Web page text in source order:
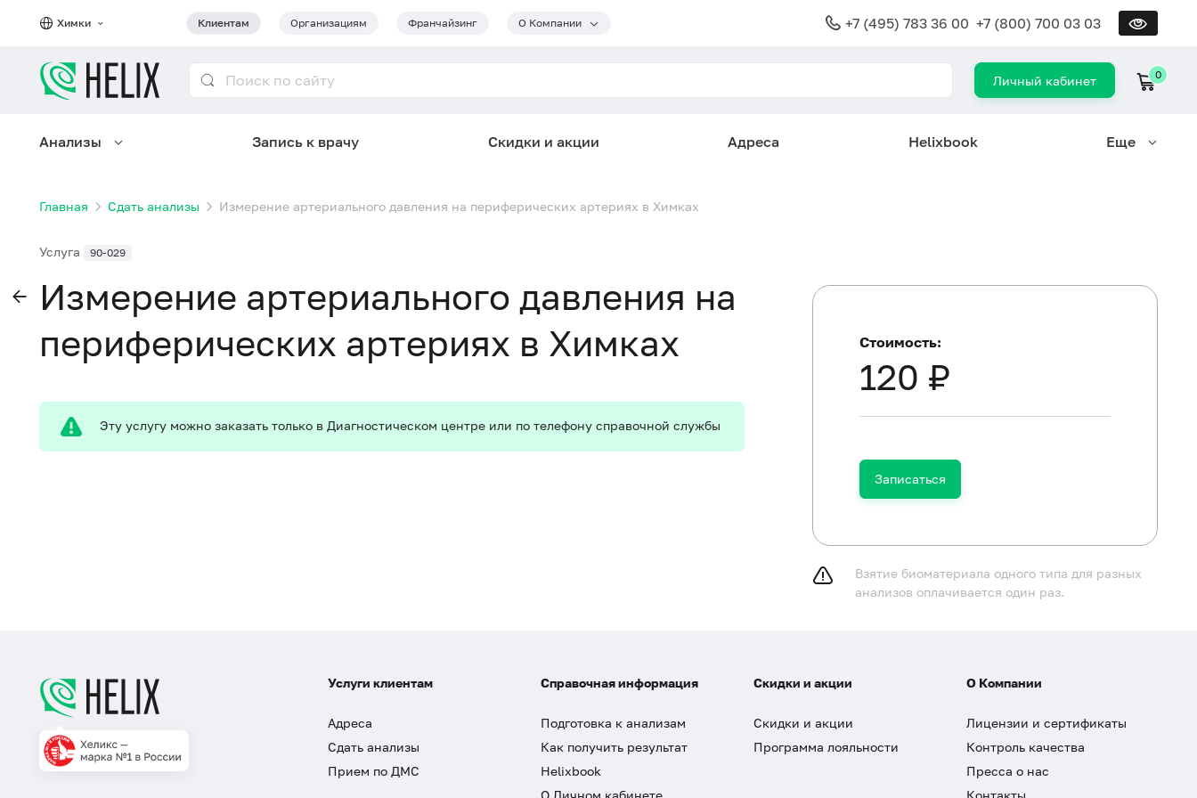
Химки Клиентам Организациям Франчайзинг О Компании +7 (495) 783 36 00 +7 (800) 700 03 03
Личный кабинет 0
Анализы Запись к врачу Скидки и акции Адреса Helixbook Еще
Главная Сдать анализы Измерение артериального давления на периферических артериях в Химках
Услуга 90-029
Измерение артериального давления на
периферических артериях в Химках
Эту услугу можно заказать только в Диагностическом центре или по телефону справочной службы
Стоимость:
120 ₽
Записаться
Взятие биоматериала одного типа для разных
анализов оплачивается один раз.
Услуги клиентам
Адреса
Сдать анализы
Прием по ДМС
Справочная информация
Подготовка к анализам
Как получить результат
Helixbook
О Личном кабинете
Скидки и акции
Скидки и акции
Программа лояльности
О Компании
Лицензии и сертификаты
Контроль качества
Пресса о нас
Контакты